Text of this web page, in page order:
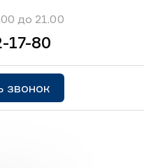
до 21.00
17-80
звонок